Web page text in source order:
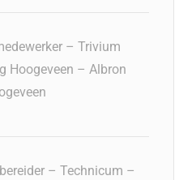
– Trivium
Hoogeveen – Albron
– Technicum –